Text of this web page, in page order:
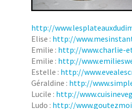
http://
Elise : http://
Emilie : http://www.charlie-
Emilie : http://
Estelle : http://
Géraldine : http://
Lucile : http://
Ludo : http://